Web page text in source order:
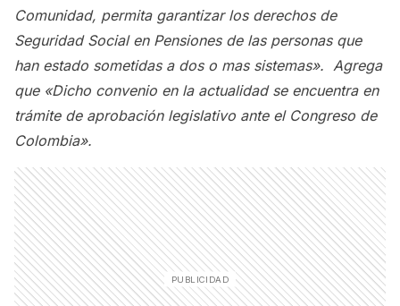
Comunidad, permita garantizar los derechos de
Seguridad Social en Pensiones de las personas que
han estado sometidas a dos o mas sistemas». Agrega
que «Dicho convenio en la actualidad se encuentra en
trámite de aprobación legislativo ante el Congreso de
Colombia».